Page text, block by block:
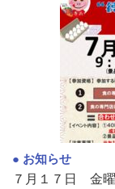
お知らせ
７月１７日 金